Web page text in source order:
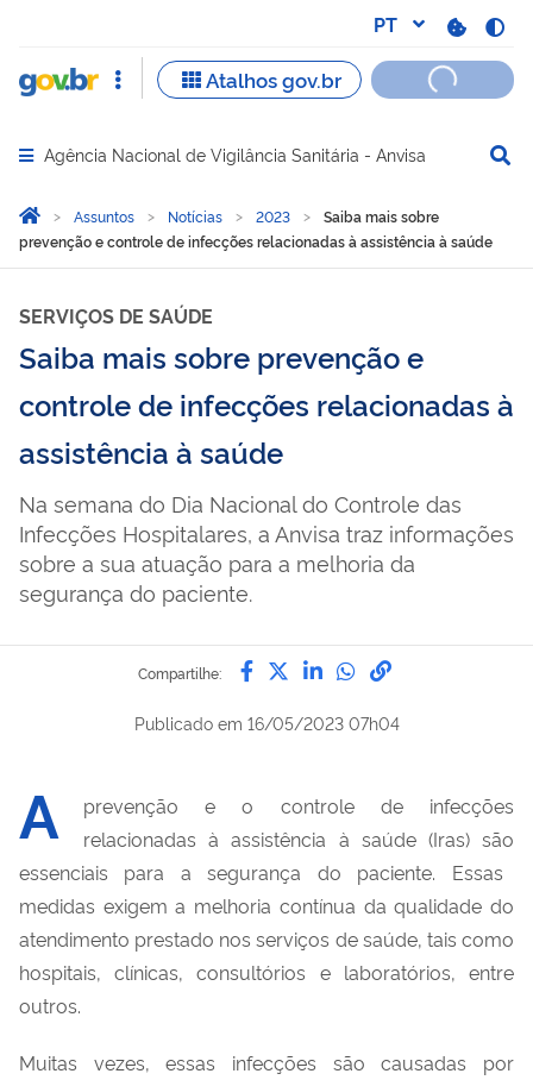
Abrir menu principal de navegação
Agência Nacional de Vigilância Sanitária - Anvisa
Você está aqui:
Página Inicial
Assuntos Notícias 2023
Saiba mais sobre
prevenção e controle de infecções relacionadas à assistência à saúde
SERVIÇOS DE SAÚDE
Saiba mais sobre prevenção e
controle de infecções relacionadas à
assistência à saúde
Na semana do Dia Nacional do Controle das
Infecções Hospitalares, a Anvisa traz informações
sobre a sua atuação para a melhoria da
segurança do paciente.
Compartilhe: Compartilhe por Facebook
Compartilhe por Twitter
Compartilhe por
Compartilhe
link para
Publicado em 16/05/2023 07h04
A prevenção e o controle de
infecções
relacionadas à assistência à saúde (Iras) são
essenciais para a segurança do paciente. Essas
medidas exigema melhoria contínua da qualidade do
atendimento prestado nos serviços de saúde, tais como
hospitais, clínicas,consultórios e laboratórios, entre
outros.
Muitas vezes, essas infecções são causadas por